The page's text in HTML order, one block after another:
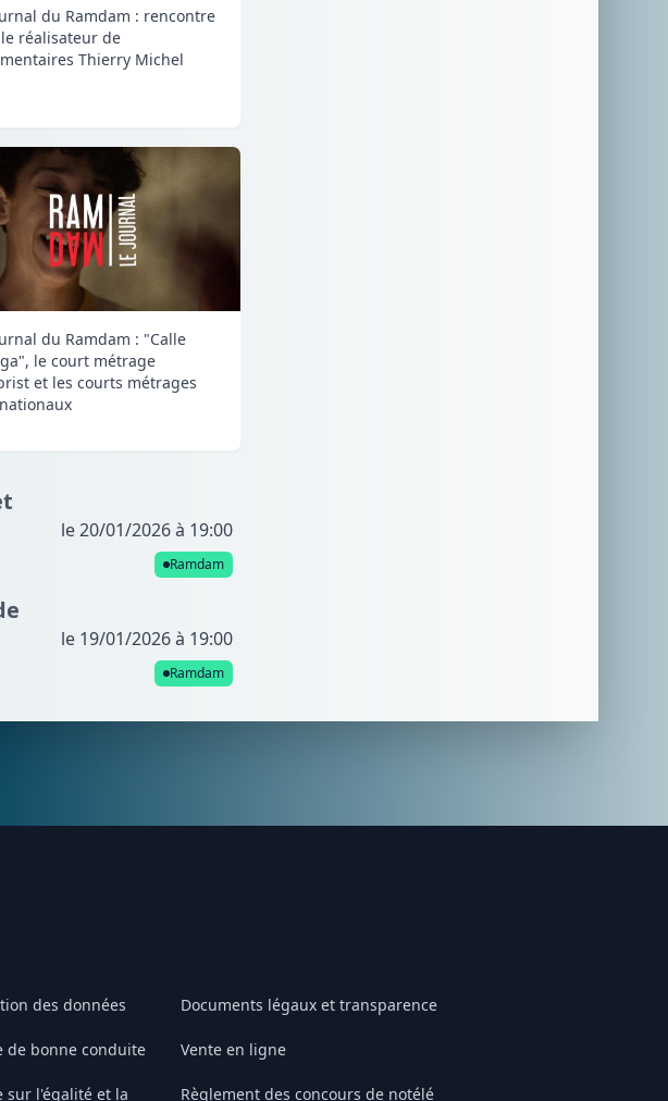
du Ramdam : rencontre
réalisateur de
Thierry Michel
du Ramdam : "Calle
le court métrage
et les courts métrages
le 20/01/2026 à 19:00
Ramdam
le 19/01/2026 à 19:00
Ramdam
des données
de bonne conduite
sur l'égalité et la
Documents légaux et transparence
Vente en ligne
Règlement des concours de notélé